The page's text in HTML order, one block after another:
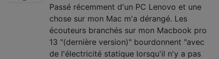
Passé récemment d'un PC Lenovo et une
chose sur mon Mac m'a dérangé. Les
écouteurs branchés sur mon Macbook pro
13 "(dernière version)" bourdonnent "avec
de l'électricité statique lorsqu'il n'y a pas